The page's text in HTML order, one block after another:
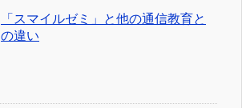
「スマイルゼミ」と他の通信教育と
の違い